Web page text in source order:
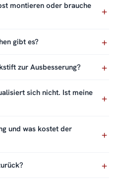
montieren oder brauche
gibt es?
zur Ausbesserung?
sich nicht. Ist meine
und was kostet der